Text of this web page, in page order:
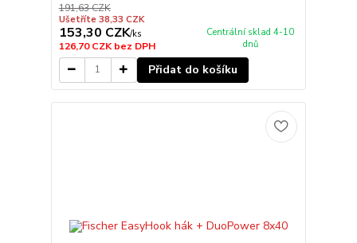
191,63 CZK
Ušetříte 38,33 CZK
153,30 CZK/ks
126,70 CZKbez DPH
Centrální sklad 4-10
dnů
Přidat do košíku